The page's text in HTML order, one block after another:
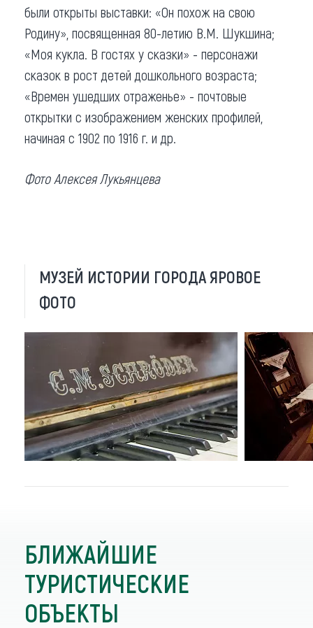
были открыты выставки: «Он похож на свою
Родину», посвященная 80-летию В.М. Шукшина;
«Моя кукла. В гостях у сказки» - персонажи
сказок в рост детей дошкольного возраста;
«Времен ушедших отраженье» - почтовые
открытки с изображением женских профилей,
начиная с 1902 по 1916 г. и др.
Фото Алексея Лукьянцева
МУЗЕЙ ИСТОРИИ ГОРОДА ЯРОВОЕ
ФОТО
БЛИЖАЙШИЕ
ТУРИСТИЧЕСКИЕ
ОБЪЕКТЫ